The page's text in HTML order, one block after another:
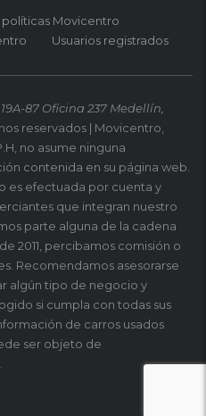
Movicentro
Usuarios registrados
87 Oficina 237 Medellín,
reservados | Movicentro,
no asume ninguna
contenida en su página web.
es efectuada por cuenta y
que integran nuestro
parte alguna de la cadena
2011, percibamos comisión o
Recomendamos asesorarse
algún tipo de negocio y
si cumpla con todas sus
de carros usados
ser objeto de